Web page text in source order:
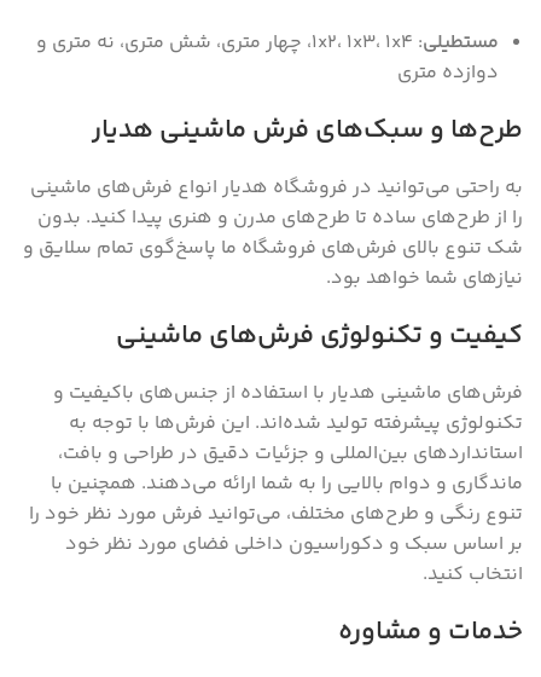
مستطیلی
: ۱x۲‌، ۱x۳‌، ۱x۴‌، چهار متری‌، شش متری‌، نه متری و
دوازده متری
طرح‌ها و سبک‌های فرش ماشینی هدیار
به راحتی می‌توانید در فروشگاه هدیار انواع فرش‌های ماشینی
را از طرح‌های ساده تا طرح‌های مدرن و هنری پیدا کنید. بدون
شک تنوع بالای فرش‌های فروشگاه ما پاسخ‌گوی تمام سلایق و
نیاز‌های شما خواهد بود.
کیفیت و تکنولوژی فرش‌های ماشینی
فرش‌های ماشینی هدیار با استفاده از جنس‌های باکیفیت و
تکنولوژی پیشرفته تولید شده‌اند. این فرش‌ها با توجه به
استانداردهای بین‌المللی و جزئیات دقیق در طراحی و بافت،
ماندگاری و دوام بالایی را به شما ارائه می‌دهند. همچنین با
تنوع رنگی و طرح‌های مختلف، می‌توانید فرش مورد نظر خود را
بر اساس سبک و دکوراسیون داخلی فضای مورد نظر خود
انتخاب کنید.
خدمات و مشاوره